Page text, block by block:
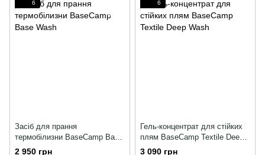
6
Засіб для прання
термобілизни BaseCamp Base
Wash
2 950 грн
6
Гель-концентрат для стійких
плям BaseCamp Textile Deep
Wash
3 090 грн